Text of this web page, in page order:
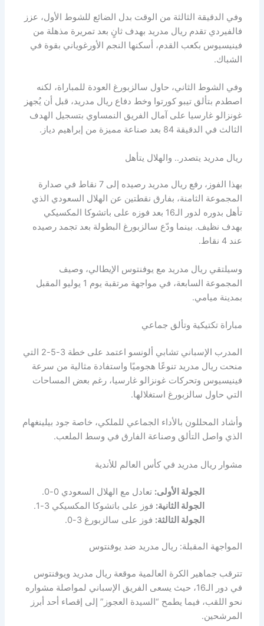
وفي الدقيقة الثالثة من الوقت بدل الضائع للشوط الأول، عزز
فالفيردي تقدم ريال مدريد بهدف ثانٍ بعد تمريرة مذهلة من
فينيسيوس بكعب القدم، أسكنها النجم الأورغوياني بقوة في
الشباك.
وفي الشوط الثاني، حاول سالزبورغ العودة للمباراة، لكنه
اصطدم بتألق تيبو كورتوا وخط دفاع ريال مدريد، قبل أن يُجهز
غونزالو غارسيا على آمال الفريق النمساوي بتسجيل الهدف
الثالث في الدقيقة 84 بعد صناعة مميزة من إبراهيم دياز.
ريال مدريد يتصدر.. والهلال يتأهل
بهذا الفوز، رفع ريال مدريد رصيده إلى 7 نقاط في صدارة
المجموعة الثامنة، بفارق نقطتين عن الهلال السعودي الذي
تأهل بدوره لدور الـ16 بعد فوزه على باتشوكا المكسيكي
بهدف نظيف. بينما ودّع سالزبورغ البطولة بعد تجمد رصيده
عند 4 نقاط.
وسيلتقي ريال مدريد مع يوفنتوس الإيطالي، وصيف
المجموعة السابعة، في مواجهة مرتقبة يوم 1 يوليو المقبل
بمدينة ميامي.
مباراة تكتيكية وتألق جماعي
المدرب الإسباني تشابي ألونسو اعتمد على خطة 3-5-2 التي
منحت ريال مدريد تنوعًا هجوميًا واستفادة مثالية من سرعة
فينيسيوس وتحركات غونزالو غارسيا، رغم بعض المساحات
التي حاول سالزبورغ استغلالها.
وأشاد المحللون بالأداء الجماعي للملكي، خاصة جود بيلينغهام
الذي واصل التألق وصناعة الفارق في وسط الملعب.
مشوار ريال مدريد في كأس العالم للأندية
الجولة الأولى: تعادل مع الهلال السعودي 0-0.
الجولة الثانية: فوز على باتشوكا المكسيكي 3-1.
الجولة الثالثة: فوز على سالزبورغ 3-0.
المواجهة المقبلة: ريال مدريد ضد يوفنتوس
تترقب جماهير الكرة العالمية موقعة ريال مدريد ويوفنتوس
في دور الـ16، حيث يسعى الفريق الإسباني لمواصلة مشواره
نحو اللقب، فيما يطمح “السيدة العجوز” إلى إقصاء أحد أبرز
المرشحين.